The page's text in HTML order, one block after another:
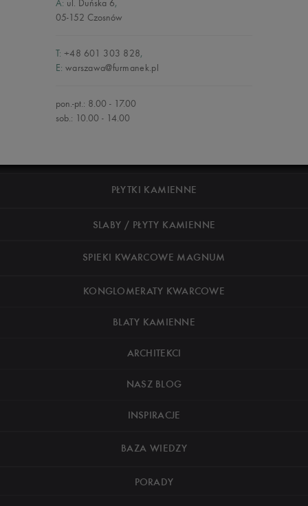
A: ul. Duńska 6,
05-152 Czosnów
T: +48 601 303 828,
E: warszawa@furmanek.pl
pon.-pt.: 8.00 - 17.00
sob.: 10.00 - 14.00
PŁYTKI KAMIENNE
SLABY / PŁYTY KAMIENNE
SPIEKI KWARCOWE MAGNUM
KONGLOMERATY KWARCOWE
BLATY KAMIENNE
ARCHITEKCI
NASZ BLOG
INSPIRACJE
BAZA WIEDZY
PORADY